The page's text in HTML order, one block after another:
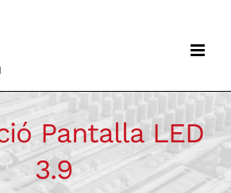
Pantalla LED
3.9